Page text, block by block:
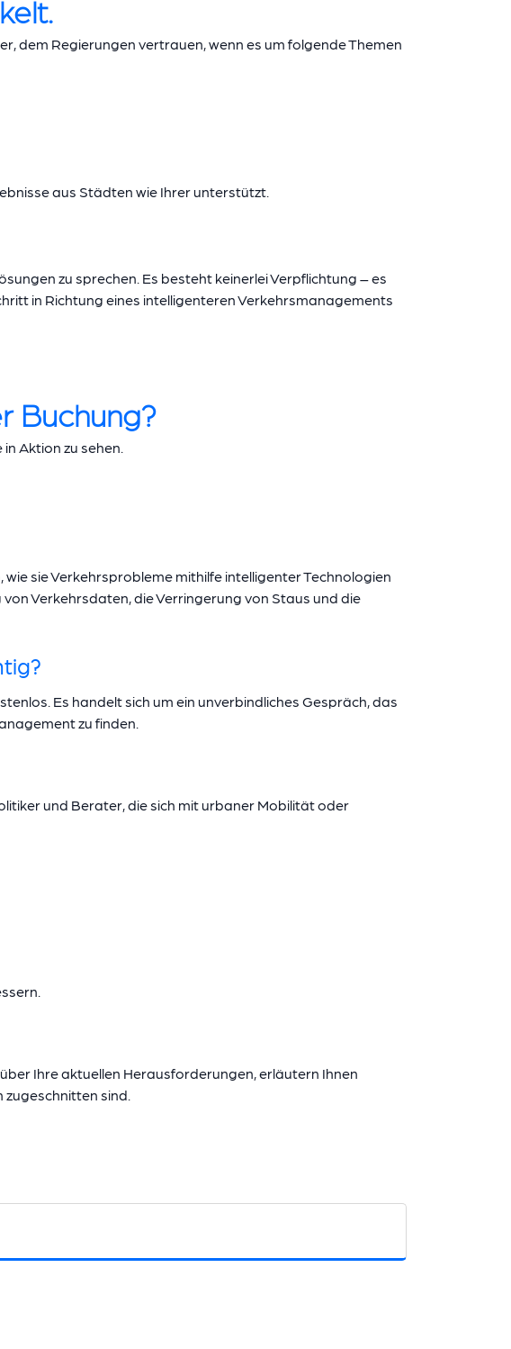
dem Regierungen vertrauen, wenn es um folgende Themen
aus Städten wie Ihrer unterstützt.
zu sprechen. Es besteht keinerlei Verpflichtung – es
in Richtung eines intelligenteren Verkehrsmanagements
Buchung?
Aktion zu sehen.
sie Verkehrsprobleme mithilfe intelligenter Technologien
Verkehrsdaten, die Verringerung von Staus und die
Es handelt sich um ein unverbindliches Gespräch, das
zu finden.
und Berater, die sich mit urbaner Mobilität oder
Ihre aktuellen Herausforderungen, erläutern Ihnen
zugeschnitten sind.